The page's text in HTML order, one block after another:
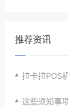
推荐资讯
拉卡拉POS
这些须知事项涵盖了POS机的日